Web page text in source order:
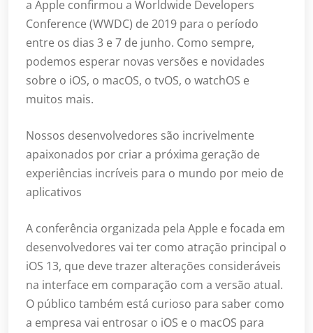
a Apple confirmou a Worldwide Developers
Conference (WWDC) de 2019 para o período
entre os dias 3 e 7 de junho. Como sempre,
podemos esperar novas versões e novidades
sobre o iOS, o macOS, o tvOS, o watchOS e
muitos mais.
Nossos desenvolvedores são incrivelmente
apaixonados por criar a próxima geração de
experiências incríveis para o mundo por meio de
aplicativos
A conferência organizada pela Apple e focada em
desenvolvedores vai ter como atração principal o
iOS 13, que deve trazer alterações consideráveis
na interface em comparação com a versão atual.
O público também está curioso para saber como
a empresa vai entrosar o iOS e o macOS para